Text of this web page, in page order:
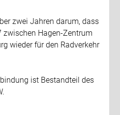
zwei Jahren darum, dass
zwischen Hagen-Zentrum
wieder für den Radverkehr
ist Bestandteil des